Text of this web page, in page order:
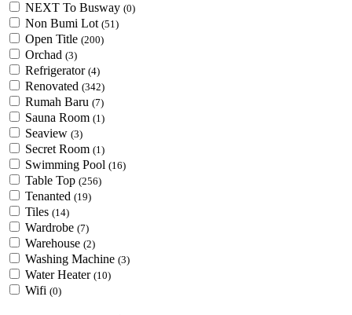
NEXT To Busway (0)
Non Bumi Lot (51)
Open Title (200)
Orchad (3)
Refrigerator (4)
Renovated (342)
Rumah Baru (7)
Sauna Room (1)
Seaview (3)
Secret Room (1)
Swimming Pool (16)
Table Top (256)
Tenanted (19)
Tiles (14)
Wardrobe (7)
Warehouse (2)
Washing Machine (3)
Water Heater (10)
Wifi (0)